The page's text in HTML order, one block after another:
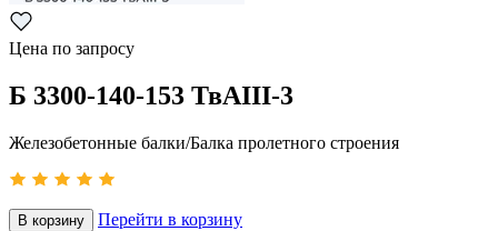
Цена по запросу
Б 3300-140-153 ТвАIII-3
Железобетонные балки/Балка пролетного строения
В корзину Перейти в корзину